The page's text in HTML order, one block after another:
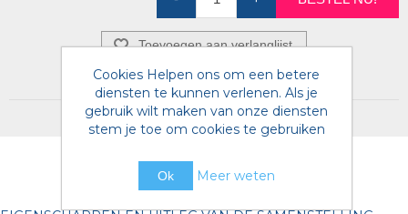
Toevoegen aan verlanglijst
Cookies Helpen ons om een betere
diensten te kunnen verlenen. Als je
gebruik wilt maken van onze diensten
stem je toe om cookies te gebruiken
Ok Meer weten